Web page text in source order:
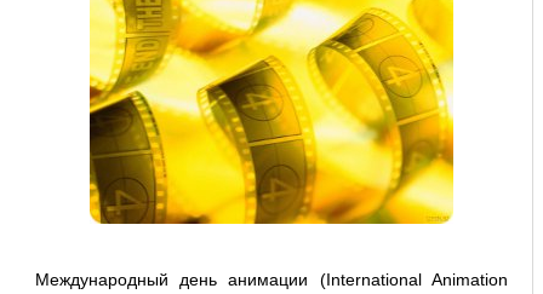
Международный день анимации (International Animation